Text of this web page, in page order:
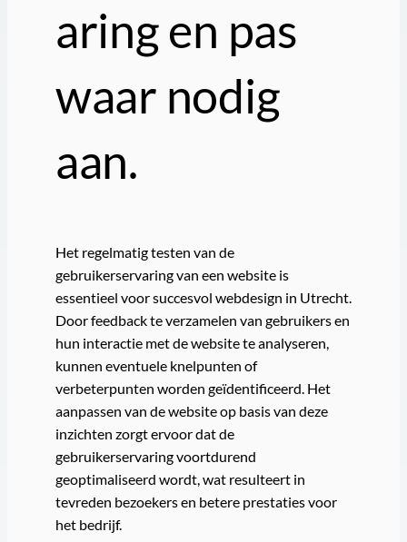
aring en pas
waar nodig
aan.
Het regelmatig testen van de
gebruikerservaring van een website is
essentieel voor succesvol webdesign in Utrecht.
Door feedback te verzamelen van gebruikers en
hun interactie met de website te analyseren,
kunnen eventuele knelpunten of
verbeterpunten worden geïdentificeerd. Het
aanpassen van de website op basis van deze
inzichten zorgt ervoor dat de
gebruikerservaring voortdurend
geoptimaliseerd wordt, wat resulteert in
tevreden bezoekers en betere prestaties voor
het bedrijf.